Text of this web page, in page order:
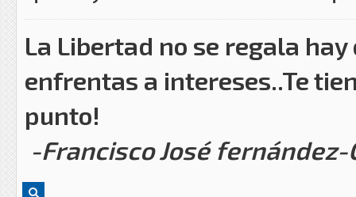
La Libertad no se regala
enfrentas a intereses..Te
punto!
-Francisco José